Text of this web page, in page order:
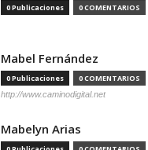
0 Publicaciones 0 COMENTARIOS
Mabel Fernández
0 Publicaciones 0 COMENTARIOS
http://www.caminodigital.net
Mabelyn Arias